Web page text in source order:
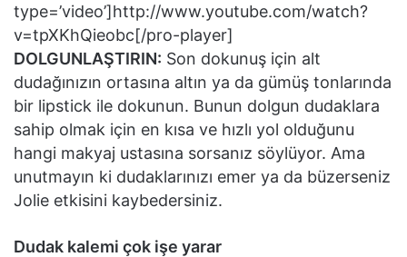
type=’video’]http://www.youtube.com/watch?
v=tpXKhQieobc[/pro-player]
DOLGUNLAŞTIRIN: Son dokunuş için alt
dudağınızın ortasına altın ya da gümüş tonlarında
bir lipstick ile dokunun. Bunun dolgun dudaklara
sahip olmak için en kısa ve hızlı yol olduğunu
hangi makyaj ustasına sorsanız söylüyor. Ama
unutmayın ki dudaklarınızı emer ya da büzerseniz
Jolie etkisini kaybedersiniz.
Dudak kalemi çok işe yarar